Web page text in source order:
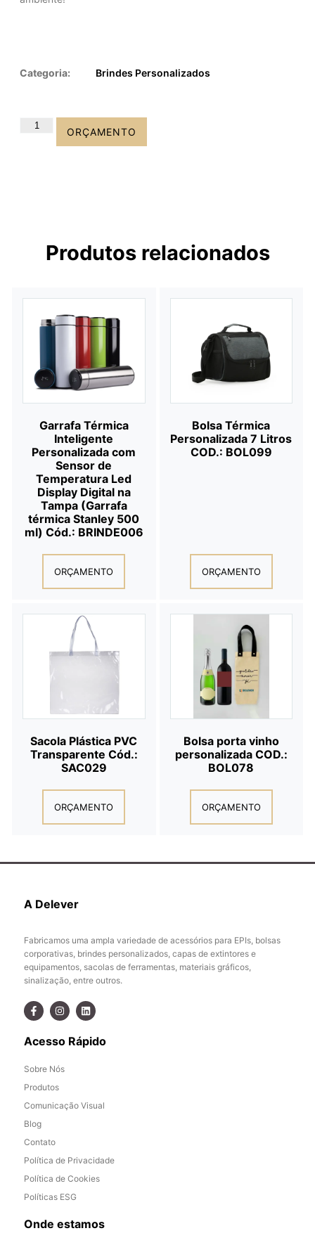
Categoria: Brindes Personalizados
ORÇAMENTO
Produtos relacionados
Garrafa Térmica
Inteligente
Personalizada com
Sensor de
Temperatura Led
Display Digital na
Tampa (Garrafa
térmica Stanley 500
ml) Cód.: BRINDE006
ORÇAMENTO
Bolsa Térmica
Personalizada 7 Litros
COD.: BOL099
ORÇAMENTO
Sacola Plástica PVC
Transparente Cód.:
SAC029
ORÇAMENTO
Bolsa porta vinho
personalizada COD.:
BOL078
ORÇAMENTO
A Delever
Fabricamos uma ampla variedade de acessórios para EPIs, bolsas
corporativas, brindes personalizados, capas de extintores e
equipamentos, sacolas de ferramentas, materiais gráficos,
sinalização, entre outros.
Acesso Rápido
Sobre Nós
Produtos
Comunicação Visual
Blog
Contato
Política de Privacidade
Política de Cookies
Políticas ESG
Onde estamos